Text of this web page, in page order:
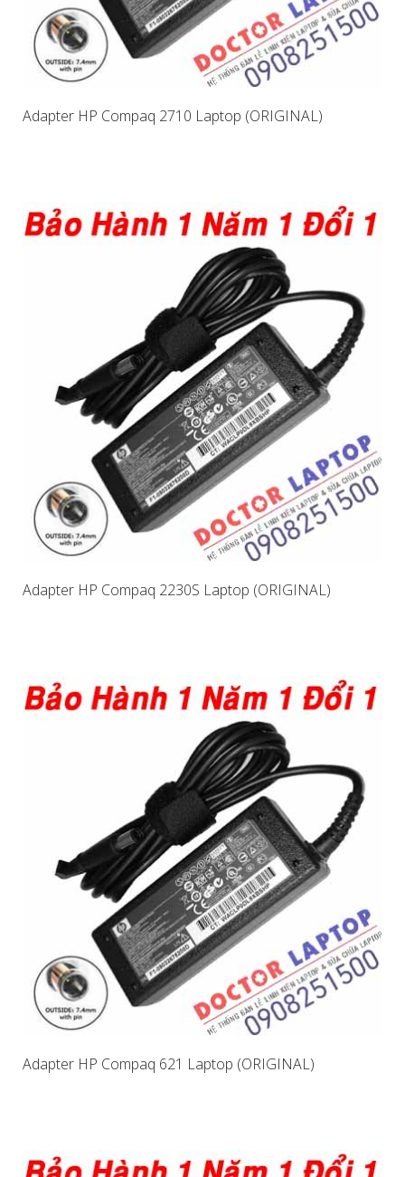
Adapter HP Compaq 2710 Laptop (ORIGINAL)
Adapter HP Compaq 2230S Laptop (ORIGINAL)
Adapter HP Compaq 621 Laptop (ORIGINAL)